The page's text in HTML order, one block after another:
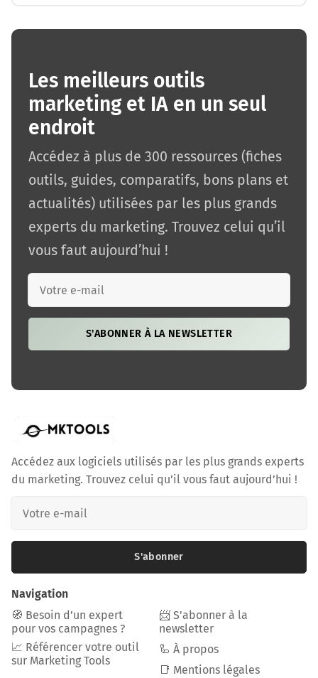
Les meilleurs outils
marketing et IA en un seul
endroit
Accédez à plus de 300 ressources (fiches
outils, guides, comparatifs, bons plans et
actualités) utilisées par les plus grands
experts du marketing. Trouvez celui qu’il
vous faut aujourd’hui !
S'ABONNER À LA NEWSLETTER
Accédez aux logiciels utilisés par les plus grands experts
du marketing. Trouvez celui qu’il vous faut aujourd’hui !
S'abonner
Navigation
🧭 Besoin d’un expert
pour vos campagnes ?
📈 Référencer votre outil
sur Marketing Tools
📨 S'abonner à la
newsletter
🦾 À propos
📑 Mentions légales